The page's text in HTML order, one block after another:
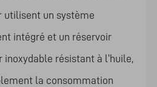
utilisent un système
intégré et un réservoir
inoxydable résistant à l’huile,
la consommation